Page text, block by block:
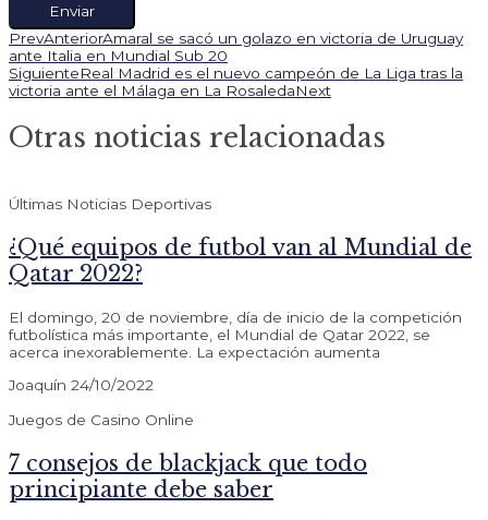
Enviar
PrevAnteriorAmaral se sacó un golazo en victoria de Uruguay
ante Italia en Mundial Sub 20
SiguienteReal Madrid es el nuevo campeón de La Liga tras la
victoria ante el Málaga en La RosaledaNext
Otras noticias relacionadas
Últimas Noticias Deportivas
¿Qué equipos de futbol van al Mundial de
Qatar 2022?
El domingo, 20 de noviembre, día de inicio de la competición
futbolística más importante, el Mundial de Qatar 2022, se
acerca inexorablemente. La expectación aumenta
Joaquín 24/10/2022
Juegos de Casino Online
7 consejos de blackjack que todo
principiante debe saber